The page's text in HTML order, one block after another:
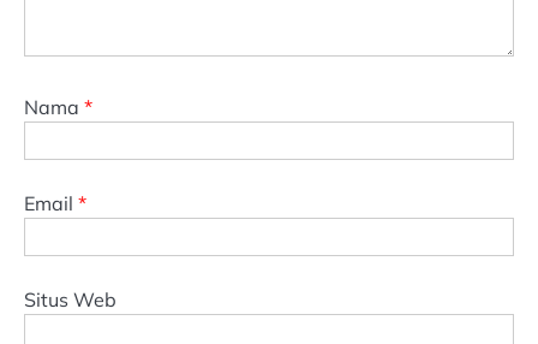
Nama *
Email *
Situs Web